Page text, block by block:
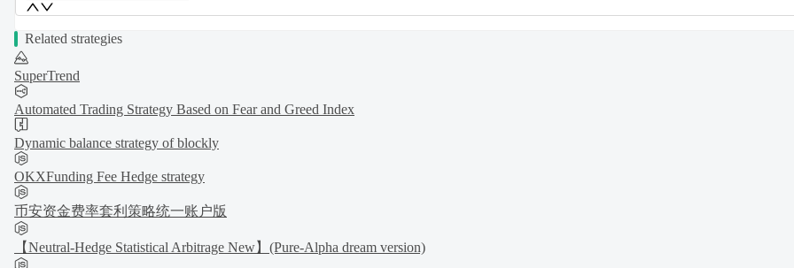
Related strategies
SuperTrend
Automated Trading Strategy Based on Fear and Greed Index
Dynamic balance strategy of blockly
OKXFunding Fee Hedge strategy
币安资金费率套利策略统一账户版
【Neutral-Hedge Statistical Arbitrage New】(Pure-Alpha dream version)